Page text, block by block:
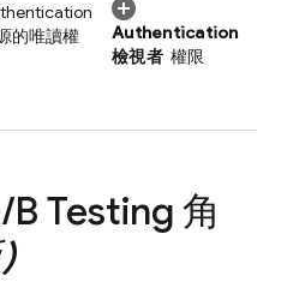
的唯讀權
Authentication
檢視者權限
/B Testing 角